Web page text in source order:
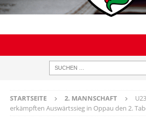
STARTSEITE 2. MANNSCHAFT
erkämpften Auswärtssieg in Oppau den 2.